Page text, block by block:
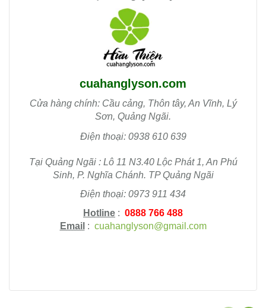
cuahanglyson.com
Cửa hàng chính: Cầu cảng, Thôn tây, An Vĩnh, Lý
Sơn, Quảng Ngãi.
Điện thoại: 0938 610 639
Tại Quảng Ngãi : Lô 11 N3.40 Lộc Phát 1, An Phú
Sinh, P. Nghĩa Chánh. TP Quảng Ngãi
Điện thoại: 0973 911 434
Hotline : 0888 766 488
Email : cuahanglyson@gmail.com